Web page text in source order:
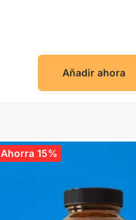
Añadir ahora
Ahorra 15%